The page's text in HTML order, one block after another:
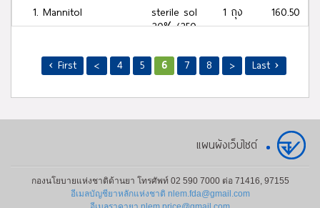
1. Mannitol
sterile sol
20% (250
1 ถุง 160.50
55.กลุ่มยา Antipsoriatics for systemic use
1. Methoxsalen
tab 10 mg 1 เม็ด
12.63
triglyceride + Soybean
oil
emulsion
10% (500
ml)
ถุง
325.28
‹ First < 4 5 6 7 8 > Last ›
แผนผังเว็บไซต์
กองนโยบายแห่งชาติด้านยา โทรศัพท์ 02 590 7000 ต่อ 71416, 97155
อีเมลบัญชียาหลักแห่งชาติ nlem.fda@gmail.com